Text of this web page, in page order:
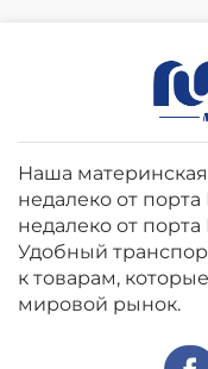
Наша
недалеко от
недалеко от
Удобный
к товарам,
мировой рынок.